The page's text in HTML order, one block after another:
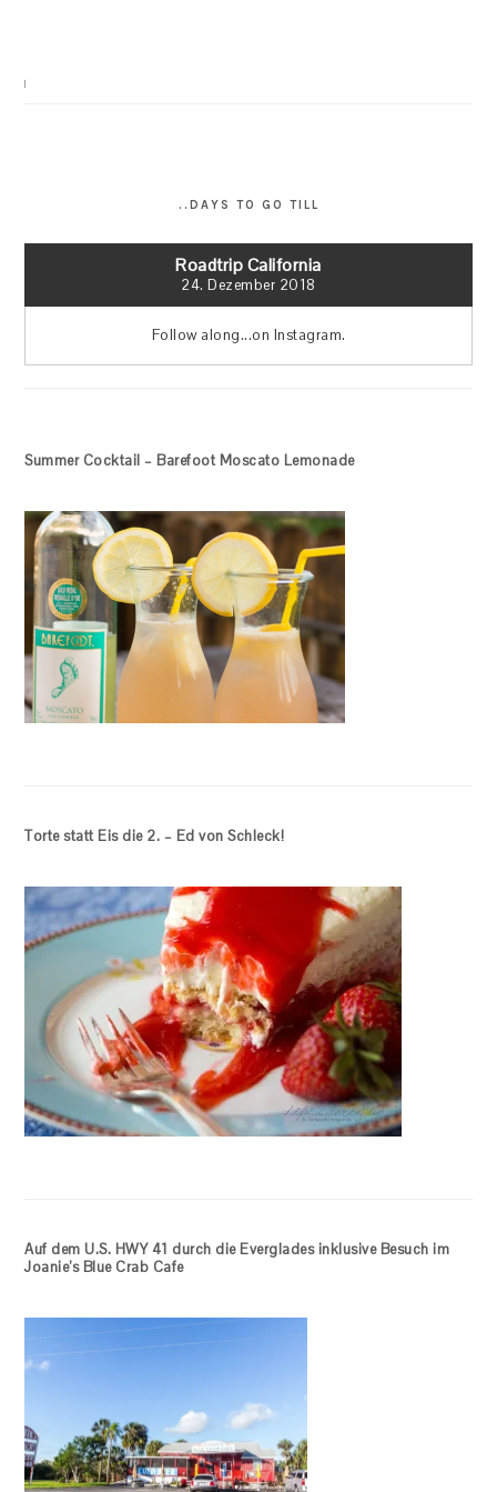
..DAYS TO GO TILL
Roadtrip California
24. Dezember 2018
Follow along...on Instagram.
Summer Cocktail – Barefoot Moscato Lemonade
Torte statt Eis die 2. – Ed von Schleck!
Auf dem U.S. HWY 41 durch die Everglades inklusive Besuch im
Joanie’s Blue Crab Cafe